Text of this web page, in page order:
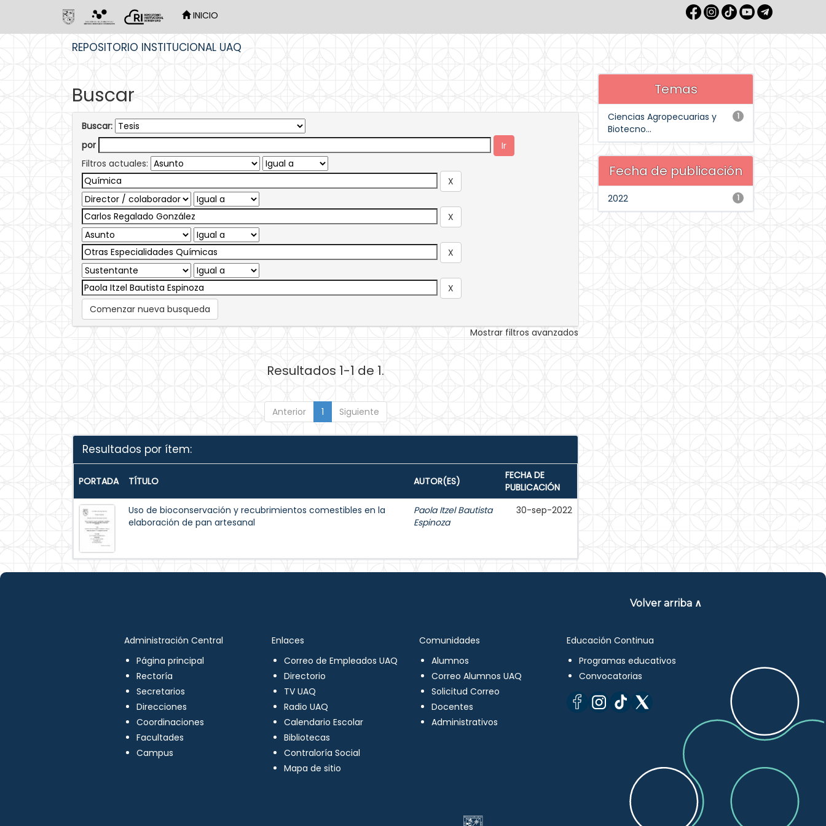
INICIO
REPOSITORIO INSTITUCIONAL UAQ
Buscar
Buscar:
por
Filtros actuales:
Comenzar nueva busqueda
Mostrar filtros avanzados
Resultados 1-1 de 1.
Anterior 1 Siguiente
Resultados por ítem:
PORTADA TÍTULO AUTOR(ES)
FECHA DE
PUBLICACIÓN
Uso de bioconservación y recubrimientos comestibles en la
elaboración de pan artesanal
Paola Itzel Bautista
Espinoza
30-sep-2022
Temas
1
Ciencias Agropecuarias y
Biotecno...
Fecha de publicación
1
2022
Volver arriba ∧
Administración Central
Página principal
Rectoría
Secretarios
Direcciones
Coordinaciones
Facultades
Campus
Enlaces
Correo de Empleados UAQ
Directorio
TV UAQ
Radio UAQ
Calendario Escolar
Bibliotecas
Contraloría Social
Mapa de sitio
Comunidades
Alumnos
Correo Alumnos UAQ
Solicitud Correo
Docentes
Administrativos
Educación Continua
Programas educativos
Convocatorias